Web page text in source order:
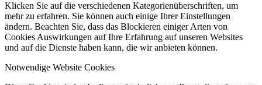
Klicken Sie auf die verschiedenen Kategorienüberschriften, um
mehr zu erfahren. Sie können auch einige Ihrer Einstellungen
ändern. Beachten Sie, dass das Blockieren einiger Arten von
Cookies Auswirkungen auf Ihre Erfahrung auf unseren Websites
und auf die Dienste haben kann, die wir anbieten können.
Notwendige Website Cookies